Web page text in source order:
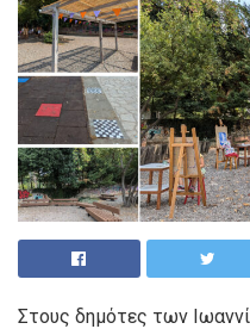
Στους δημότες των